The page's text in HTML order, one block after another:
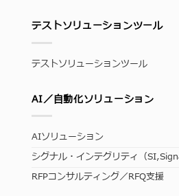
テストソリューションツール
テストソリューションツール
AI／自動化ソリューション
AIソリューション
シグナル・インテグリティ（
RFPコンサルティング／RFQ支援